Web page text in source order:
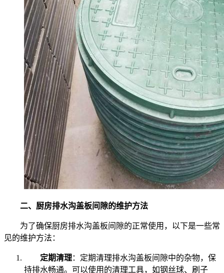
二、厨房排水沟盖板间隙的维护方法
为了确保厨房排水沟盖板间隙的正常使用，以下是一些常
见的维护方法：
定期清理：定期清理排水沟盖板间隙中的杂物，保
持排水畅通。可以使用的清理工具，如钢丝球、刷子